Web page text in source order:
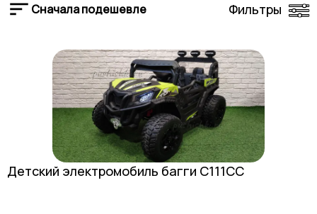
Сначала подешевле Фильтры
Детский электромобиль багги C111CC